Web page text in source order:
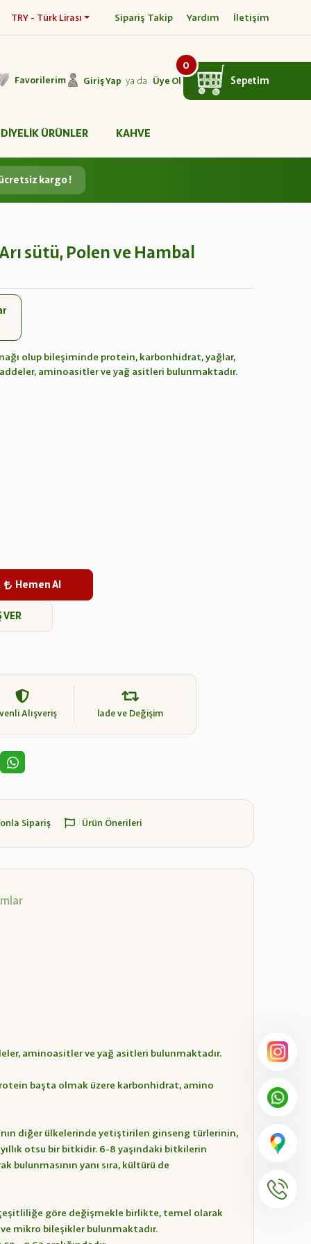
TRY - Türk Lirası Sipariş Takip Yardım İletişim
Favorilerim Giriş Yap ya da Üye Ol
0
Sepetim
ÜRÜNLER KAHVE
kargo !
sütü, Polen ve Hambal
olup bileşiminde protein, karbonhidrat, yağlar,
aminoasitler ve yağ asitleri bulunmaktadır.
Hemen Al
VER
Alışveriş İade ve Değişim
Sipariş Ürün Önerileri
aminoasitler ve yağ asitleri bulunmaktadır.
başta olmak üzere karbonhidrat, amino
diğer ülkelerinde yetiştirilen ginseng türlerinin,
otsu bir bitkidir. 6-8 yaşındaki bitkilerin
bulunmasının yanı sıra, kültürü de
göre değişmekle birlikte, temel olarak
mikro bileşikler bulunmaktadır.